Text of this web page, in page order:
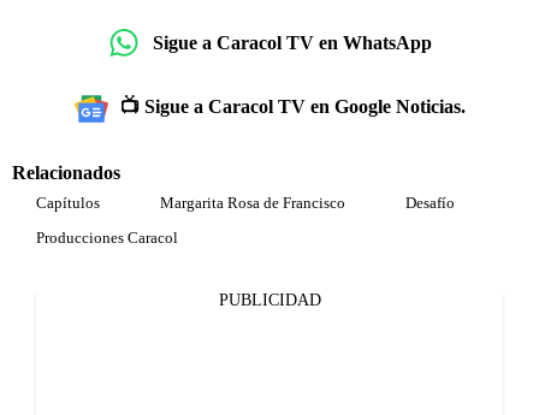
Sigue a Caracol TV en WhatsApp
📺 Sigue a Caracol TV en Google Noticias.
Relacionados
Capítulos Margarita Rosa de Francisco
Desafío
Producciones Caracol
PUBLICIDAD